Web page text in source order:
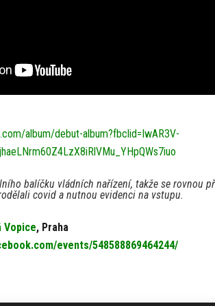
album/debut-album?fbclid=IwAR3V-
balíčku vládních nařízení, takže se rovnou
covid a nutnou evidenci na vstupu.
Vopice, Praha
events/548588869464244/